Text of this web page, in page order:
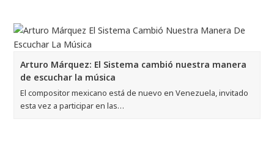
Arturo Márquez: El Sistema cambió nuestra manera
de escuchar la música
El compositor mexicano está de nuevo en Venezuela, invitado
esta vez a participar en las…